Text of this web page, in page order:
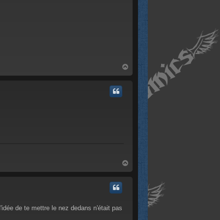
a
a
de te mettre le nez dedans n'était pas